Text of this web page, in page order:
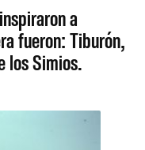
a
fueron: Tiburón,
los Simios.